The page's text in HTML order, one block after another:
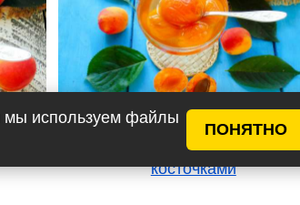
мы используем файлы
ПОНЯТНО
Варенье из абрикосов с
косточками